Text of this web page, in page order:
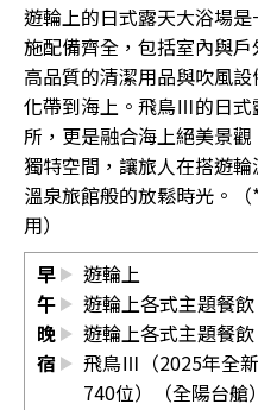
遊輪上的日式露天大浴場
施配備齊全，包括室內與
高品質的清潔用品與吹風
化帶到海上。飛鳥Ⅲ的日式
所，更是融合海上絕美景
獨特空間，讓旅人在搭遊
溫泉旅館般的放鬆時光。
用）
早
遊輪上
午
遊輪上各式主題餐飲
晚
遊輪上各式主題餐飲
宿
飛鳥Ⅲ（2025年全
740位）（全陽台艙）